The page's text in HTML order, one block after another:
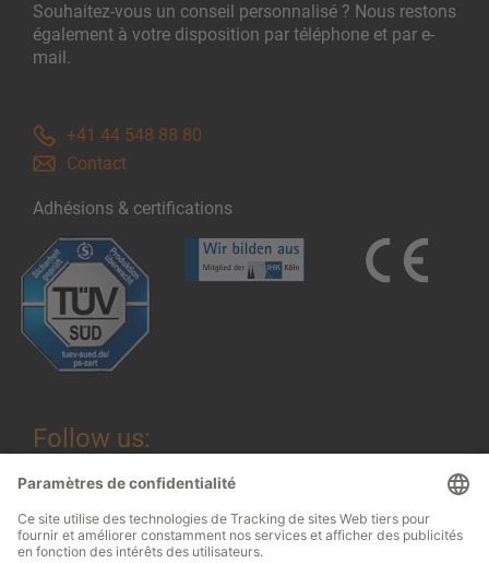
Souhaitez-vous un conseil personnalisé ? Nous restons
également à votre disposition par téléphone et par e-
mail.
+41 44 548 88 80
Contact
Adhésions & certifications
Follow us: